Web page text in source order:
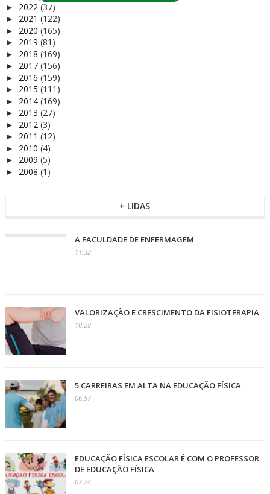
► 2022 (37)
► 2021 (122)
► 2020 (165)
► 2019 (81)
► 2018 (169)
► 2017 (156)
► 2016 (159)
► 2015 (111)
► 2014 (169)
► 2013 (27)
► 2012 (3)
► 2011 (12)
► 2010 (4)
► 2009 (5)
► 2008 (1)
+ LIDAS
A FACULDADE DE ENFERMAGEM
11:32
VALORIZAÇÃO E CRESCIMENTO DA FISIOTERAPIA
10:28
5 CARREIRAS EM ALTA NA EDUCAÇÃO FÍSICA
06:57
EDUCAÇÃO FÍSICA ESCOLAR É COM O PROFESSOR
DE EDUCAÇÃO FÍSICA
07:24